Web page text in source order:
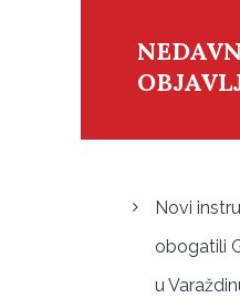
Novi
obogatili
u